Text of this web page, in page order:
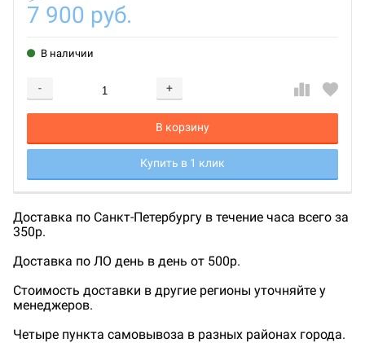
7 900 руб.
В наличии
- +
Добавляется...
В корзину
Добавлен
Купить в 1 клик
Доставка по Санкт-Петербургу в течение часа всего за
350р.
Доставка по ЛО день в день от 500р.
Стоимость доставки в другие регионы уточняйте у
менеджеров.
Четыре пункта самовывоза в разных районах города.